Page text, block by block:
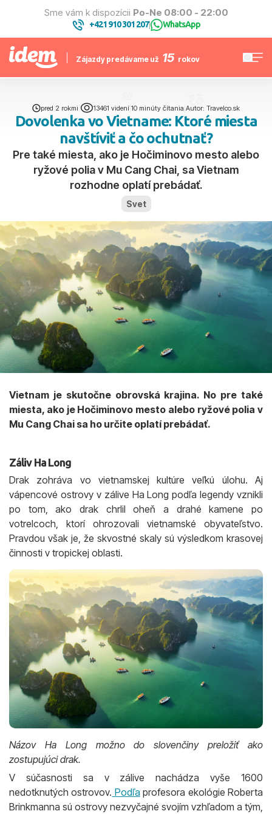
Sme vám k dispozícii Po-Ne 08:00 - 22:00
+421 910 301 207| WhatsApp
Zájazdy predávame už 15 rokov
pred 2 rokmi 13461 videní 10 minúty čítania Autor: Travelco.sk
Dovolenka vo Vietname: Ktoré miesta
navštíviť a čo ochutnať?
Pre také miesta, ako je Hočiminovo mesto alebo
ryžové polia v Mu Cang Chai, sa Vietnam
rozhodne oplatí prebádať.
Svet
Vietnam je skutočne obrovská krajina. No pre také
miesta, ako je Hočiminovo mesto alebo ryžové polia v
Mu Cang Chai sa ho určite oplatí prebádať.
Záliv Ha Long
Drak zohráva vo vietnamskej kultúre veľkú úlohu. Aj
vápencové ostrovy v zálive Ha Long podľa legendy vznikli
po tom, ako drak chrlil oheň a drahé kamene po
votrelcoch, ktorí ohrozovali vietnamské obyvateľstvo.
Pravdou však je, že skvostné skaly sú výsledkom krasovej
činnosti v tropickej oblasti.
Názov Ha Long možno do slovenčiny preložiť ako
zostupujúci drak.
V súčasnosti sa v zálive nachádza vyše 1600
nedotknutých ostrovov. Podľa profesora ekológie Roberta
Brinkmanna sú ostrovy nezvyčajné svojím vzhľadom a tým,